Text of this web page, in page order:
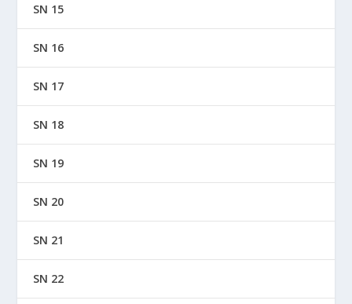
SN 15
SN 16
SN 17
SN 18
SN 19
SN 20
SN 21
SN 22